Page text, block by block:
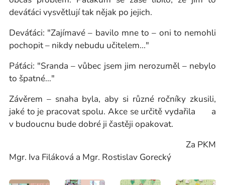
deváťáci vysvětlují tak nějak po jejich.
Deváťáci: "Zajímavé – bavilo mne to – oni to nemohli
pochopit – nikdy nebudu učitelem..."
Páťáci: "Sranda – vůbec jsem jim nerozuměl – nebylo
to špatné…"
Závěrem – snaha byla, aby si různé ročníky zkusili,
jaké to je pracovat spolu. Akce se určitě vydařila a
v budoucnu bude dobré ji častěji opakovat.
Za PKM
Mgr. Iva Filáková a Mgr. Rostislav Gorecký